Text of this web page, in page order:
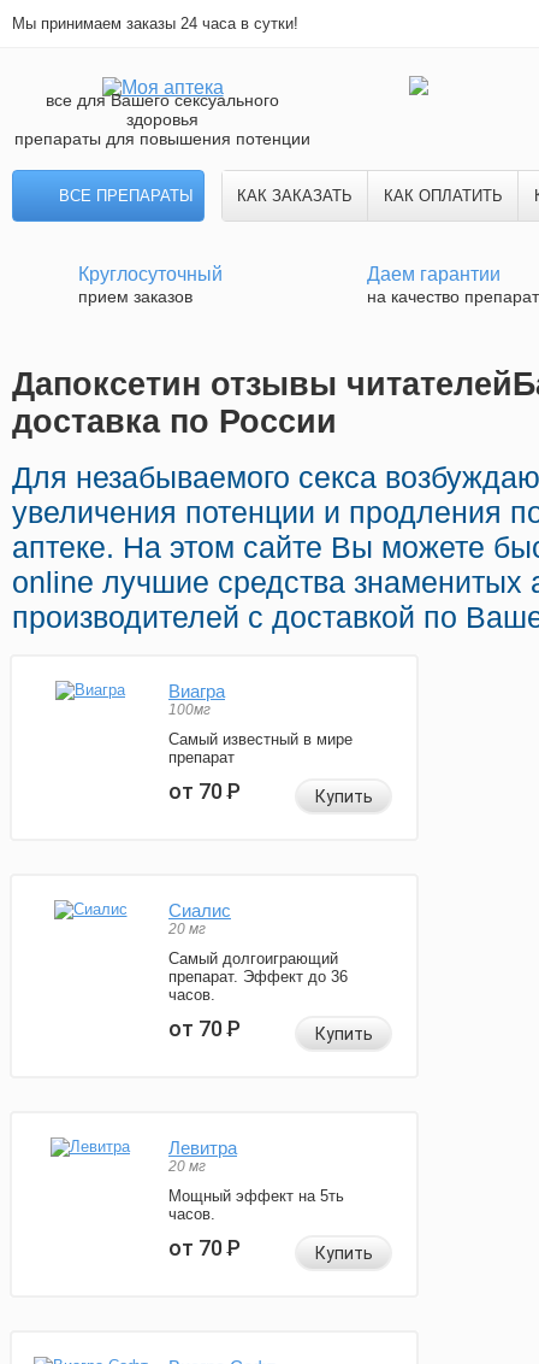
Мы принимаем заказы 24 часа в сутки!
все для Вашего сексуального
здоровья
препараты для повышения потенции
ВСЕ ПРЕПАРАТЫ КАК ЗАКАЗАТЬ КАК ОПЛАТИТЬ
Круглосуточный
прием заказов
Даем гарантии
на качество
Дапоксетин отзывы
доставка по России
Для незабываемого секса
увеличения потенции и продления
аптеке. На этом сайте Вы можете
online лучшие средства знаменитых
производителей с доставкой по
Виагра
100мг
Самый известный в мире
препарат
от 70Р Купить
Сиалис
20 мг
Самый долгоиграющий
препарат. Эффект до 36
часов.
от 70Р Купить
Левитра
20 мг
Мощный эффект на 5ть
часов.
от 70Р Купить